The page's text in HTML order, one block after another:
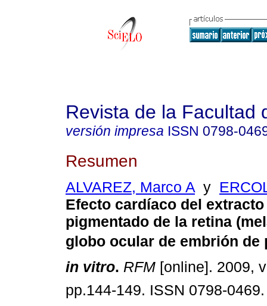
Revista de la Facultad
versión impresa ISSN 0798-
Resumen
ALVAREZ, Marco A y
Efecto cardíaco del
pigmentado de la retina
globo ocular de embrión
in vitro. RFM [online]. 2009,
pp.144-149. ISSN 0798-0469.